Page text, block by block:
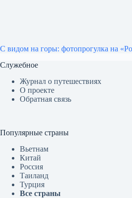
С видом на горы: фотопрогулка на
Служебное
Журнал о путешествиях
О проекте
Обратная связь
Популярные страны
Вьетнам
Китай
Россия
Таиланд
Турция
Все страны